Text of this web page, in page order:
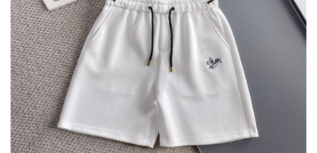
録
ー
管
理
ら
せ
2026人気特集
バッグ
財布
時計
服
ズボン
衣装セット
靴
住まい用品
アクセサリー
ベルト
スカーフ
アイフォーンケ
ース
小物